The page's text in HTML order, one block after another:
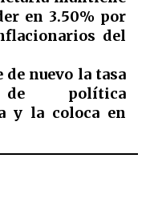
en 3.50% por
del
de nuevo la tasa
política
y la coloca en